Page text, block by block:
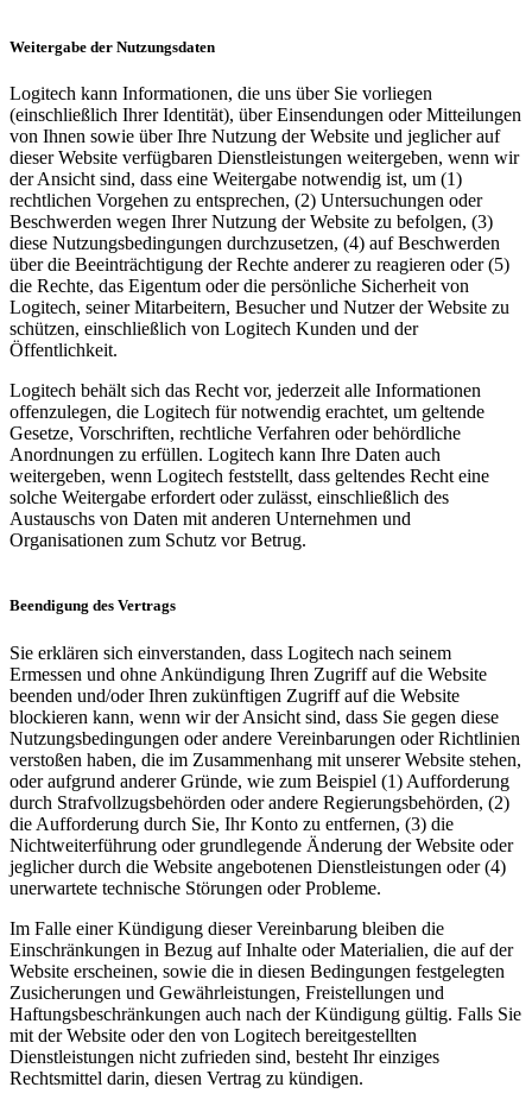
Weitergabe der Nutzungsdaten
Logitech kann Informationen, die uns über Sie vorliegen
(einschließlich Ihrer Identität), über Einsendungen oder Mitteilungen
von Ihnen sowie über Ihre Nutzung der Website und jeglicher auf
dieser Website verfügbaren Dienstleistungen weitergeben, wenn wir
der Ansicht sind, dass eine Weitergabe notwendig ist, um (1)
rechtlichen Vorgehen zu entsprechen, (2) Untersuchungen oder
Beschwerden wegen Ihrer Nutzung der Website zu befolgen, (3)
diese Nutzungsbedingungen durchzusetzen, (4) auf Beschwerden
über die Beeinträchtigung der Rechte anderer zu reagieren oder (5)
die Rechte, das Eigentum oder die persönliche Sicherheit von
Logitech, seiner Mitarbeitern, Besucher und Nutzer der Website zu
schützen, einschließlich von Logitech Kunden und der
Öffentlichkeit.
Logitech behält sich das Recht vor, jederzeit alle Informationen
offenzulegen, die Logitech für notwendig erachtet, um geltende
Gesetze, Vorschriften, rechtliche Verfahren oder behördliche
Anordnungen zu erfüllen. Logitech kann Ihre Daten auch
weitergeben, wenn Logitech feststellt, dass geltendes Recht eine
solche Weitergabe erfordert oder zulässt, einschließlich des
Austauschs von Daten mit anderen Unternehmen und
Organisationen zum Schutz vor Betrug.
Beendigung des Vertrags
Sie erklären sich einverstanden, dass Logitech nach seinem
Ermessen und ohne Ankündigung Ihren Zugriff auf die Website
beenden und/oder Ihren zukünftigen Zugriff auf die Website
blockieren kann, wenn wir der Ansicht sind, dass Sie gegen diese
Nutzungsbedingungen oder andere Vereinbarungen oder Richtlinien
verstoßen haben, die im Zusammenhang mit unserer Website stehen,
oder aufgrund anderer Gründe, wie zum Beispiel (1) Aufforderung
durch Strafvollzugsbehörden oder andere Regierungsbehörden, (2)
die Aufforderung durch Sie, Ihr Konto zu entfernen, (3) die
Nichtweiterführung oder grundlegende Änderung der Website oder
jeglicher durch die Website angebotenen Dienstleistungen oder (4)
unerwartete technische Störungen oder Probleme.
Im Falle einer Kündigung dieser Vereinbarung bleiben die
Einschränkungen in Bezug auf Inhalte oder Materialien, die auf der
Website erscheinen, sowie die in diesen Bedingungen festgelegten
Zusicherungen und Gewährleistungen, Freistellungen und
Haftungsbeschränkungen auch nach der Kündigung gültig. Falls Sie
mit der Website oder den von Logitech bereitgestellten
Dienstleistungen nicht zufrieden sind, besteht Ihr einziges
Rechtsmittel darin, diesen Vertrag zu kündigen.